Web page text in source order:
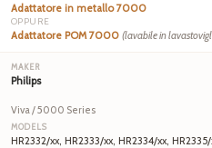
Adattatore in metallo 7000
OPPURE
Adattatore POM 7000 (lavabile in
Philips
Viva / 5000 Series
HR2332/xx, HR2333/xx, HR2334/xx,